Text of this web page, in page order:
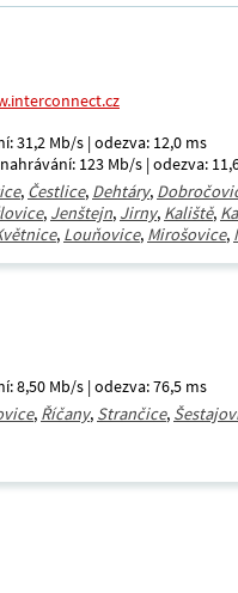
31,2 Mb/s | odezva: 12,0 ms
123 Mb/s | odezva:
, Čestlice, Dehtáry,
, Jenštejn, Jirny, Kaliště,
, Louňovice, Mirošovice,
8,50 Mb/s | odezva: 76,5 ms
, Říčany, Strančice,